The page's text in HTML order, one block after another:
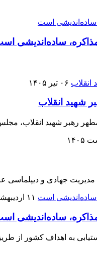
ساده‌اندیشی
۰۶ تیر ۱۴۰۵
شهید انقلاب
رهبر شهید انقلاب،
۱۱ اردیبهشت ۱۴۰۵
ساده‌اندیشی
به اهداف کشور از